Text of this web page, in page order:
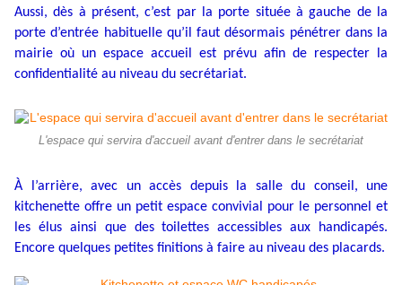
Aussi, dès à présent, c’est par la porte située à gauche de la
porte d’entrée habituelle qu’il faut désormais pénétrer dans la
mairie où un espace accueil est prévu afin de respecter la
confidentialité au niveau du secrétariat.
L'espace qui servira d'accueil avant d'entrer dans le secrétariat
À l’arrière, avec un accès depuis la salle du conseil, une
kitchenette offre un petit espace convivial pour le personnel et
les élus ainsi que des toilettes accessibles aux handicapés.
Encore quelques petites finitions à faire au niveau des placards.